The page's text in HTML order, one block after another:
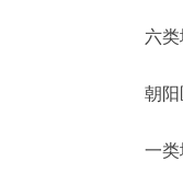
六类地
朝阳
一类地